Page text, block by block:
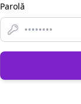
Parolă